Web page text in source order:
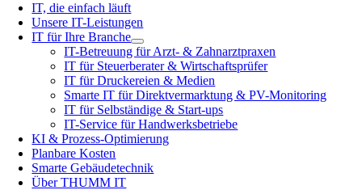
IT, die einfach läuft
Unsere IT-Leistungen
IT für Ihre Branche
IT-Betreuung für Arzt- & Zahnarztpraxen
IT für Steuerberater & Wirtschaftsprüfer
IT für Druckereien & Medien
Smarte IT für Direktvermarktung & PV-Monitoring
IT für Selbständige & Start-ups
IT-Service für Handwerksbetriebe
KI & Prozess-Optimierung
Planbare Kosten
Smarte Gebäudetechnik
Über THUMM IT